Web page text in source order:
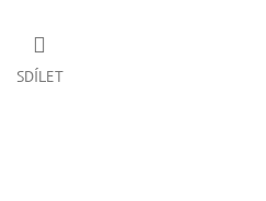
SDÍLET